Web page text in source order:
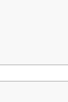
公益活動 邀
醫師釋疑：